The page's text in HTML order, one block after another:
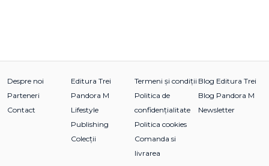
Despre noi
Parteneri
Contact
Editura Trei
Pandora M
Lifestyle
Publishing
Colecții
Termeni și condiții
Politica de
confidențialitate
Politica cookies
Comanda si
livrarea
Blog Editura Trei
Blog Pandora M
Newsletter